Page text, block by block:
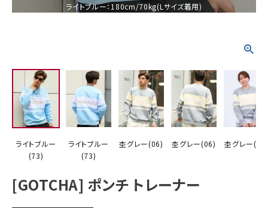
ライトブルー：180cm/70kg(Lサイズ着用)
ライトブルー
(73)
ライトブルー
(73)
杢グレー(06) 杢グレー(06) 杢グレー(06)
[GOTCHA] ポンチ トレーナー